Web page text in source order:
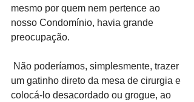
mesmo por quem nem pertence ao
nosso Condomínio, havia grande
preocupação.
um gatinho direto da mesa de cirurgia e
colocá-lo desacordado ou grogue, ao